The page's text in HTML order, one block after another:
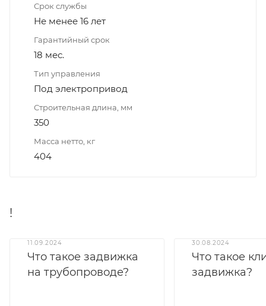
Срок службы
Не менее 16 лет
Гарантийный срок
18 мес.
Тип управления
Под электропривод
Строительная длина, мм
350
Масса нетто, кг
404
!
11.09.2024
Что такое задвижка
на трубопроводе?
30.08.2024
Что такое
задвижка?